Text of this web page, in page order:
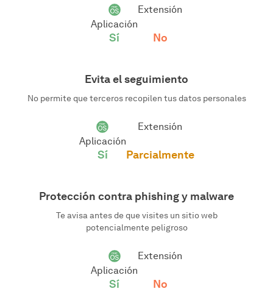
Aplicación
Sí
Extensión
No
Evita el seguimiento
No permite que terceros recopilen tus datos personales
Aplicación
Sí
Extensión
Parcialmente
Protección contra phishing y malware
Te avisa antes de que visites un sitio web
potencialmente peligroso
Aplicación
Sí
Extensión
No